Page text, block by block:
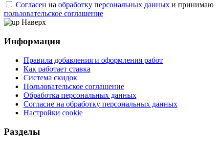
Согласен на обработку персональных данных и принимаю
пользовательское соглашение
Наверх
Информация
Правила добавления и оформления работ
Как работает ставка
Система скидок
Пользовательское соглашение
Обработка персональных данных
Согласие на обработку персональных данных
Настройки cookie
Разделы